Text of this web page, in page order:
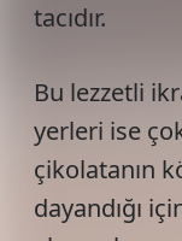
tacıdır.
Bu lezzetli
yerleri ise
çikolatanın
dayandığı